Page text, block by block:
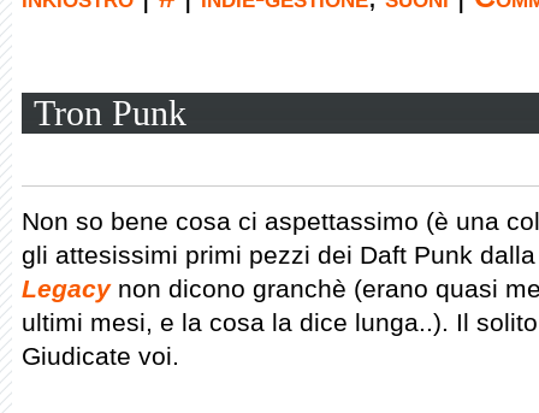
Tron Punk
Non so bene cosa ci aspettassimo (è una
gli attesissimi primi pezzi dei Daft Punk
Legacynon dicono granchè (erano quasi
ultimi mesi, e la cosa la dice lunga..). Il
Giudicate voi.